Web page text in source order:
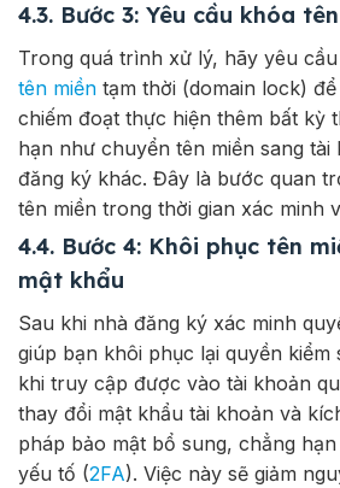
4.3. Bước 3: Yêu cầu khóa
Trong quá trình xử lý, hãy yêu
tên miền tạm thời (domain lock)
chiếm đoạt thực hiện thêm bất kỳ
hạn như chuyển tên miền sang tài
đăng ký khác. Đây là bước quan
tên miền trong thời gian xác minh
4.4. Bước 4: Khôi phục tên
mật khẩu
Sau khi nhà đăng ký xác minh
giúp bạn khôi phục lại quyền kiểm
khi truy cập được vào tài khoản
thay đổi mật khẩu tài khoản và
pháp bảo mật bổ sung, chẳng
yếu tố (2FA). Việc này sẽ giảm